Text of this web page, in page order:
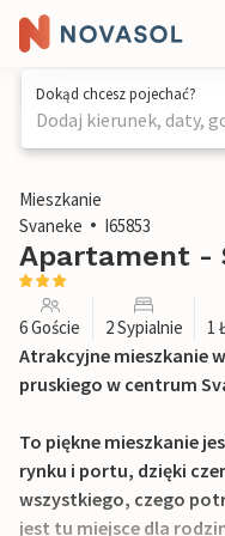
Dokąd chcesz pojechać?
Dodaj kierunek, daty,
1 / 33
Mieszkanie
Svaneke
I65853
Apartament -
6 Goście 2 Sypialnie 1
Atrakcyjne mieszkanie
pruskiego w centrum
To piękne mieszkanie
rynku i portu, dzięki
wszystkiego, czego
jest tu miejsce dla